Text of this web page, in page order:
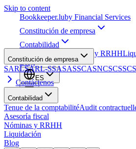
Skip to content
Bookkeeper.luby Financial Services
Constitución de empresa
Contabilidad
Nóminas y RRHH
Blog
ES
Constitución de empresa
SARLSARL-SSASASSCASNCSCS
Contáctenos
Contabilidad
Tenue de la comptabilitéAudit
Asesoría fiscal
Nóminas y RRHH
Liquidación
Blog